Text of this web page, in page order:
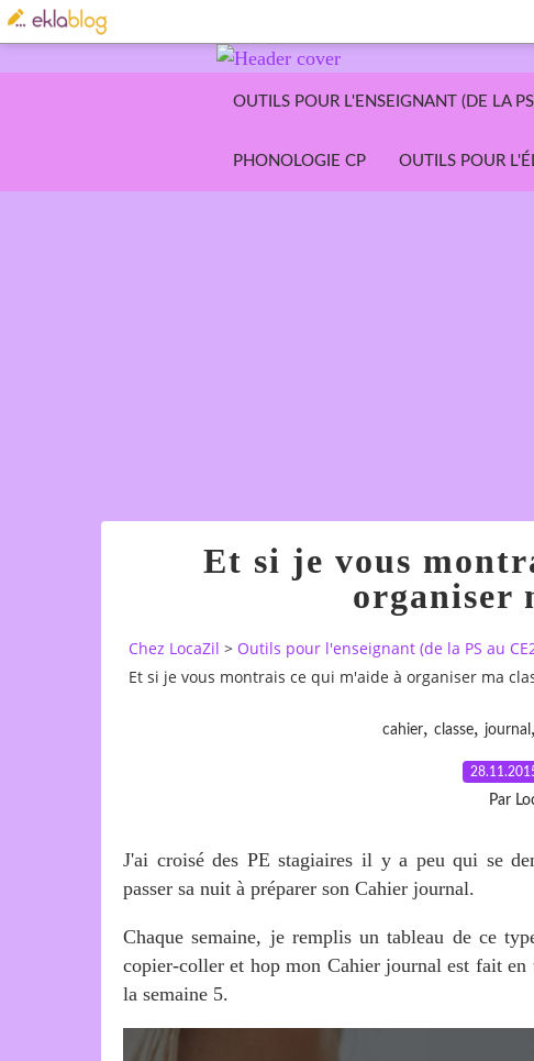
OUTILS POUR L'ENSEIGNANT (DE LA
PHONOLOGIE CP OUTILS POUR
Et si je vous
organiser
Chez LocaZil > Outils pour l'enseignant (de la PS au
Et si je vous montrais ce qui m'aide à organiser ma
cahier, classe, journal ,
Par
J'ai croisé des PE stagiaires il y a peu qui se
passer sa nuit à préparer son Cahier journal.
Chaque semaine, je remplis un tableau de ce
copier-coller et hop mon Cahier journal est fait
la semaine 5.